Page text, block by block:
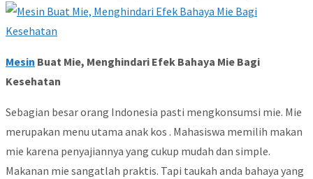
Mesin Buat Mie, Menghindari Efek Bahaya Mie Bagi
Kesehatan
Sebagian besar orang Indonesia pasti mengkonsumsi mie. Mie
merupakan menu utama anak kos . Mahasiswa memilih makan
mie karena penyajiannya yang cukup mudah dan simple.
Makanan mie sangatlah praktis. Tapi taukah anda bahaya yang